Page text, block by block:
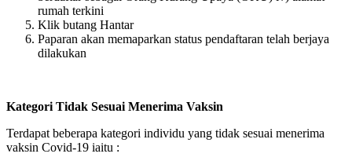
rumah terkini
Klik butang Hantar
Paparan akan memaparkan status pendaftaran telah berjaya
dilakukan
Kategori Tidak Sesuai Menerima Vaksin
Terdapat beberapa kategori individu yang tidak sesuai menerima
vaksin Covid-19 iaitu :